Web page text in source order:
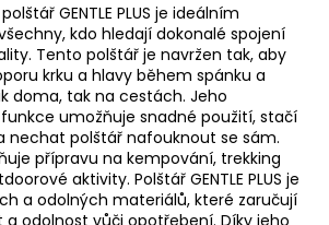
GENTLE PLUS je ideálním
kdo hledají dokonalé spojení
Tento polštář je navržen tak, aby
krku a hlavy během spánku a
doma, tak na cestách. Jeho
umožňuje snadné použití, stačí
nechat polštář nafouknout se sám.
přípravu na kempování, trekking
aktivity. Polštář GENTLE PLUS je
a odolných materiálů, které zaručují
odolnost vůči opotřebení. Díky jeho